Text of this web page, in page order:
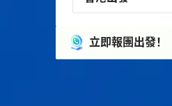
立即報團出發！